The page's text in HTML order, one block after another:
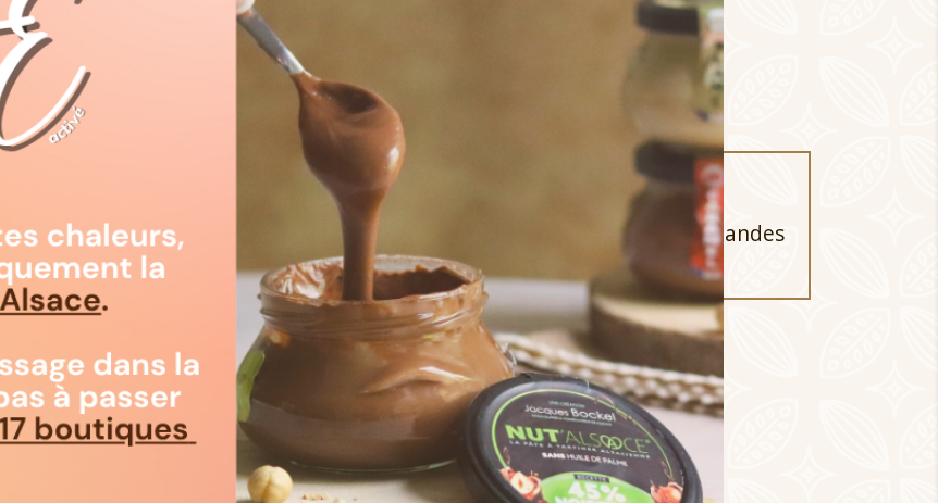
Quantité
Disponible
Livraison :
Praliné très onctueux aux noisettes et amandes